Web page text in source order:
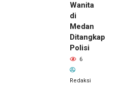
Wanita
di
Medan
Ditangkap
Polisi
6
Redaksi
22 jam lalu
Kepala
DPMPTSP
Deli
Serdang
Bantah
Terlibat